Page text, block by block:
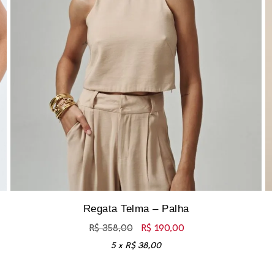
Regata Telma – Palha
R$358,00 R$ 190,00
5 x R$38,00